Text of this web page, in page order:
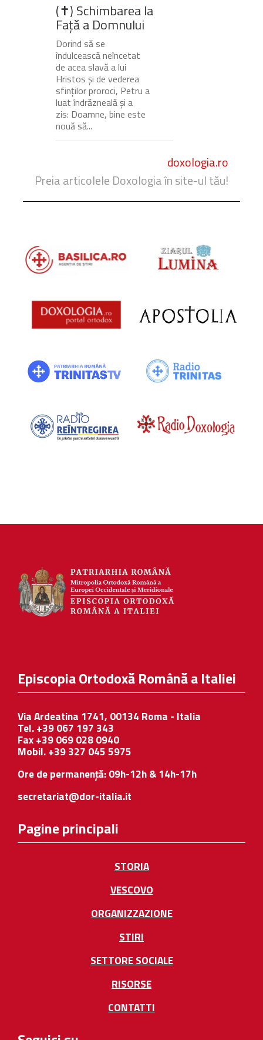
(✝) Schimbarea la
Față a Domnului
Dorind să se
îndulcească neîncetat
de acea slavă a lui
Hristos și de vederea
sfinților proroci, Petru a
luat îndrăzneală și a
zis: Doamne, bine este
nouă să...
doxologia.ro
Preia articolele Doxologia în site-ul tău!
Episcopia Ortodoxă Română a Italiei
Via Ardeatina 1741, 00134 Roma - Italia
Tel. +39 067 197 343
Fax +39 069 028 0940
Mobil. +39 327 045 5975
Ore de permanență: 09h-12h & 14h-17h
secretariat@dor-italia.it
Pagine principali
STORIA
VESCOVO
ORGANIZZAZIONE
STIRI
SETTORE SOCIALE
RISORSE
CONTATTI